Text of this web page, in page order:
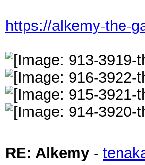
https://alkemy-the-
RE: Alkemy -